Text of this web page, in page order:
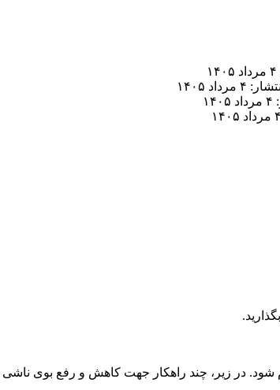
مرداد ۱۴۰۵
شود. در زیر، چند راهکار جهت کاهش و رفع بوی